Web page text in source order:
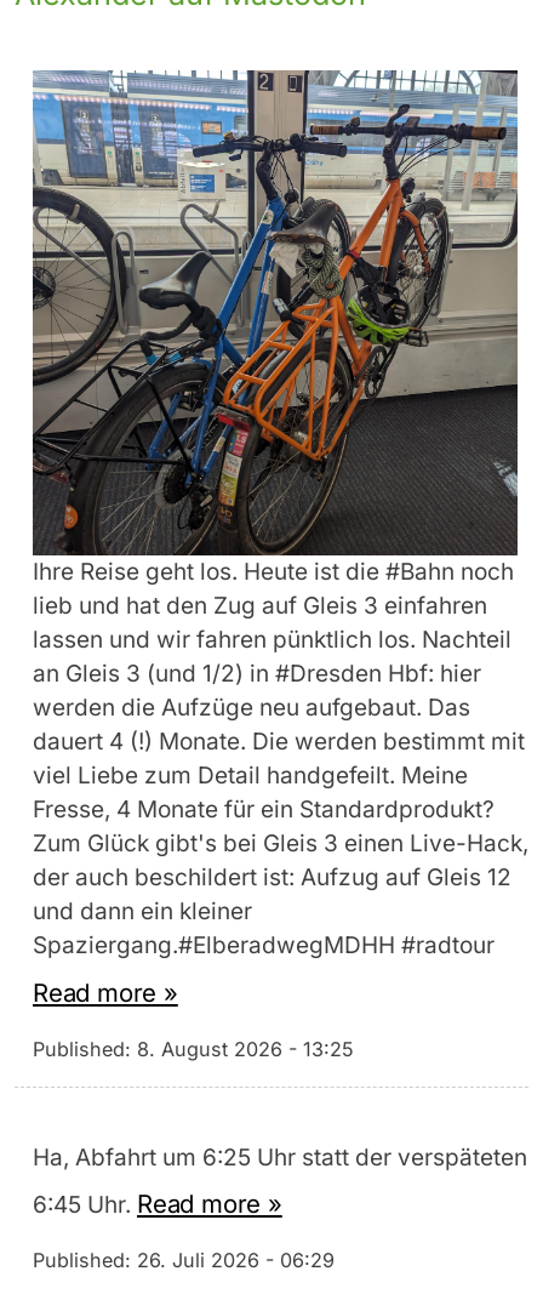
Ihre Reise geht los. Heute ist die #Bahn noch
lieb und hat den Zug auf Gleis 3 einfahren
lassen und wir fahren pünktlich los. Nachteil
an Gleis 3 (und 1/2) in #Dresden Hbf: hier
werden die Aufzüge neu aufgebaut. Das
dauert 4 (!) Monate. Die werden bestimmt mit
viel Liebe zum Detail handgefeilt. Meine
Fresse, 4 Monate für ein Standardprodukt?
Zum Glück gibt's bei Gleis 3 einen Live-Hack,
der auch beschildert ist: Aufzug auf Gleis 12
und dann ein kleiner
Spaziergang.#ElberadwegMDHH #radtour
Read more »
Published: 8. August 2026 - 13:25
Ha, Abfahrt um 6:25 Uhr statt der verspäteten
6:45 Uhr. Read more »
Published: 26. Juli 2026 - 06:29